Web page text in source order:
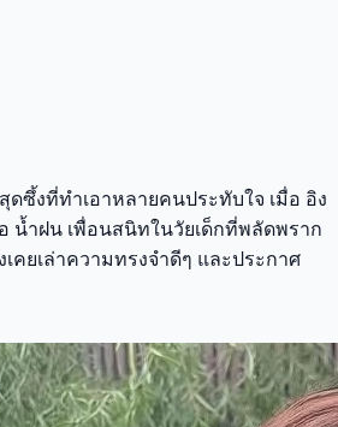
สุดซึ้งที่ทำเอาหลายคนประทับใจ เมื่อ อิง
น้ำฝน เพื่อนสนิทในวัยเด็กที่พลัดพราก
คยเล่าความทรงจำดีๆ และประกาศ